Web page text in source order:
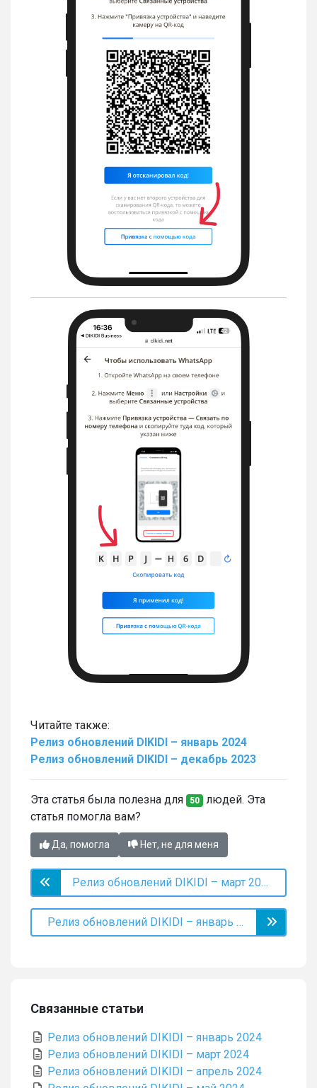
Читайте также:
Релиз обновлений DIKIDI – январь 2024
Релиз обновлений DIKIDI – декабрь 2023
Эта статья была полезна для 50 людей. Эта
статья помогла вам?
Да, помогла Нет, не для меня
Релиз обновлений DIKIDI – март 2024
Релиз обновлений DIKIDI – январь 2024
Связанные статьи
Релиз обновлений DIKIDI – январь 2024
Релиз обновлений DIKIDI – март 2024
Релиз обновлений DIKIDI – апрель 2024